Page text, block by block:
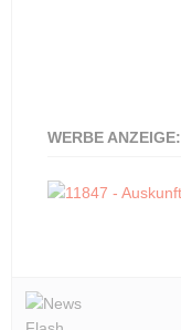
WERBE ANZEIGE: